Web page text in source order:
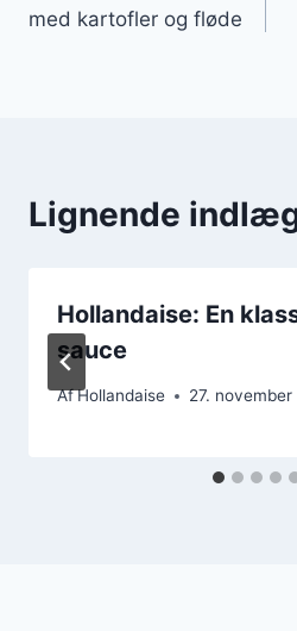
med kartofler og fløde
Lignende
Hollandaise: En
sauce
AfHollandaise 27.